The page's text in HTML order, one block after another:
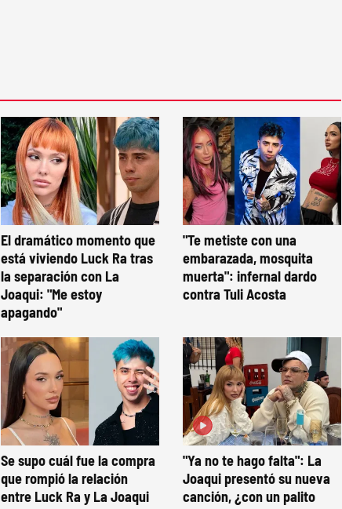
El dramático momento que
está viviendo Luck Ra tras
la separación con La
Joaqui: "Me estoy
apagando"
"Te metiste con una
embarazada, mosquita
muerta": infernal dardo
contra Tuli Acosta
Se supo cuál fue la compra
que rompió la relación
entre Luck Ra y La Joaqui
"Ya no te hago falta": La
Joaqui presentó su nueva
canción, ¿con un palito